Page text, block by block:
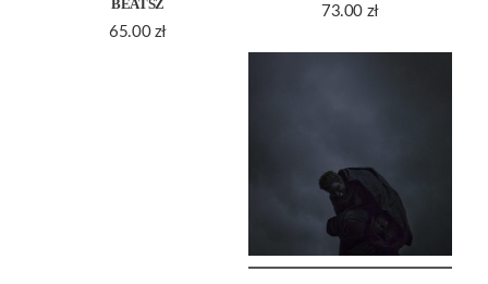
BEATSZ
65.00 zł
73.00 zł